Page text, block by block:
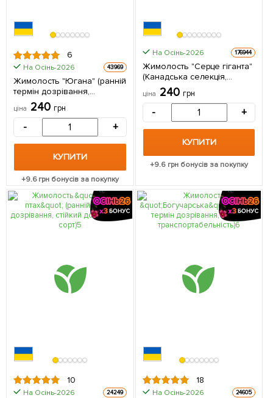
6
На Осінь-2026 43969
Жимолость "Югана" (ранній
термін дозрівання,
морозостійкий сорт) 1
саджанець в упаковці
ціна 240 грн
- +
КУПИТИ
+9.6грн бонусів за покупку
На Осінь-2026 176944
Жимолость "Серце гіганта"
(Канадська селекція,
середньоранній,
великоплідний сорт) 1
саджанець в упаковці
ціна 240 грн
- +
КУПИТИ
+9.6 грн бонусів за покупку
10
На Осінь-2026 24249
18
На Осінь-2026 24605